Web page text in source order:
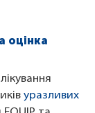
оцінка
уразливих